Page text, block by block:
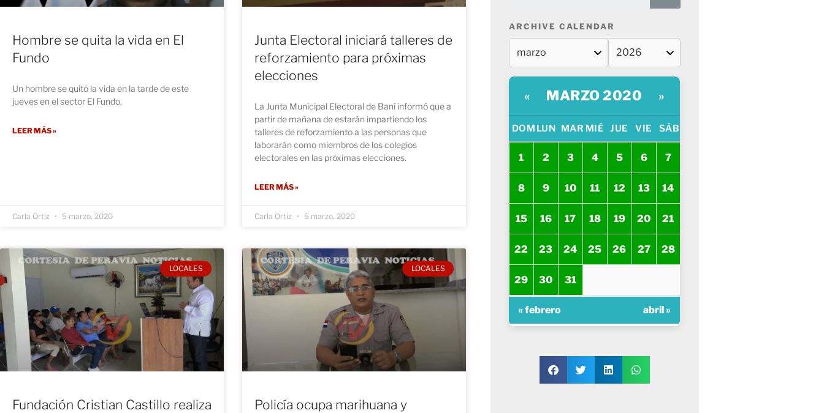
Hombre se quita la vida en El
Fundo
Un hombre se quitó la vida en la tarde de este
jueves en el sector El Fundo.
LEER MÁS »
Carla Ortiz 5 marzo, 2020
Junta Electoral iniciará talleres de
reforzamiento para próximas
elecciones
La Junta Municipal Electoral de Baní informó que a
partir de mañana de estarán impartiendo los
talleres de reforzamiento a las personas que
laborarán como miembros de los colegios
electorales en las próximas elecciones.
LEER MÁS »
Carla Ortiz 5 marzo, 2020
LOCALES
Fundación Cristian Castillo realiza
LOCALES
Policía ocupa marihuana y
ARCHIVE CALENDAR
« MARZO 2020 »
DOM LUN MAR MIÉ JUE VIE SÁB
1 2 3 4 5 6 7
8 9 10 11 12 13 14
15 16 17 18 19 20 21
22 23 24 25 26 27 28
29 30 31
« febrero abril »